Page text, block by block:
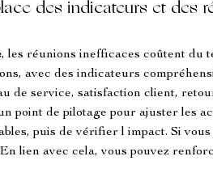
des indicateurs et des
, les réunions inefficaces coûtent du
avec des indicateurs
de service, satisfaction client,
point de pilotage pour ajuster les
puis de vérifier l impact. Si
lien avec cela, vous pouvez